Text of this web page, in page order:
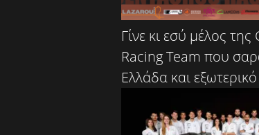
Γίνε κι εσύ μέλος
Racing Team που
Ελλάδα και εξωτερικό